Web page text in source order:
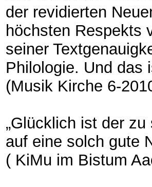
der revidierten
höchsten Respekts
seiner
Philologie. Und das
(Musik Kirche 6-
„Glücklich ist der
auf eine solch gute
( KiMu im Bistum